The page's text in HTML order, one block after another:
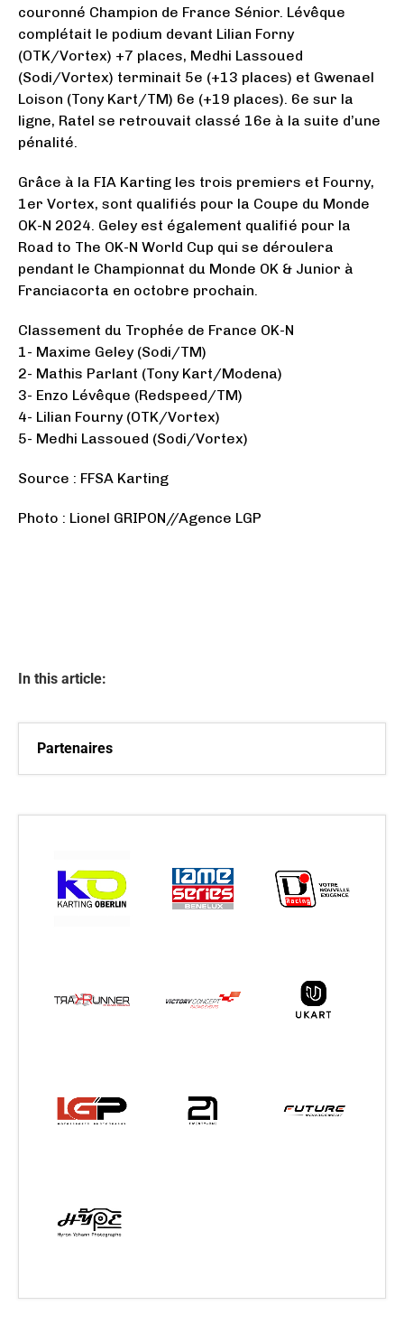
couronné Champion de France Sénior. Lévêque
complétait le podium devant Lilian Forny
(OTK/Vortex) +7 places, Medhi Lassoued
(Sodi/Vortex) terminait 5e (+13 places) et Gwenael
Loison (Tony Kart/TM) 6e (+19 places). 6e sur la
ligne, Ratel se retrouvait classé 16e à la suite d’une
pénalité.
Grâce à la FIA Karting les trois premiers et Fourny,
1er Vortex, sont qualifiés pour la Coupe du Monde
OK-N 2024. Geley est également qualifié pour la
Road to The OK-N World Cup qui se déroulera
pendant le Championnat du Monde OK & Junior à
Franciacorta en octobre prochain.
Classement du Trophée de France OK-N
1- Maxime Geley (Sodi/TM)
2- Mathis Parlant (Tony Kart/Modena)
3- Enzo Lévêque (Redspeed/TM)
4- Lilian Fourny (OTK/Vortex)
5- Medhi Lassoued (Sodi/Vortex)
Source : FFSA Karting
Photo : Lionel GRIPON//Agence LGP
In this article:
Partenaires